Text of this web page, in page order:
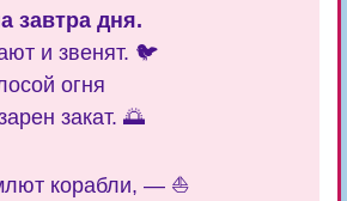
завтра дня.
и звенят. 🐦
огня
закат. 🌅
корабли, — ⛵